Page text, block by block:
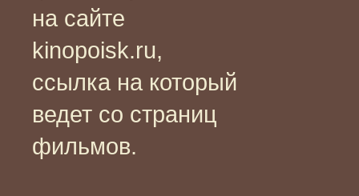
на сайте
kinopoisk.ru,
ссылка на который
ведет со страниц
фильмов.